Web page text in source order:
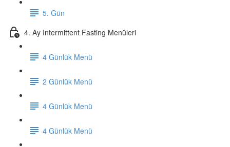
5. Gün
4. Ay Intermittent Fasting Menüleri
4 Günlük Menü
2 Günlük Menü
4 Günlük Menü
4 Günlük Menü